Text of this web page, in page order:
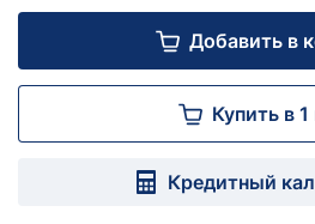
Добавить в
Купить в
Кредитный